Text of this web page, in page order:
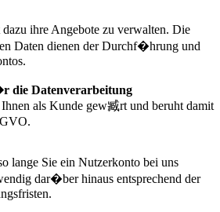
ihre Angebote zu verwalten. Die
Daten dienen der Durchf�hrung und
die Datenverarbeitung
als Kunde gew臧rt und beruht damit
lange Sie ein Nutzerkonto bei uns
dar�ber hinaus entsprechend der